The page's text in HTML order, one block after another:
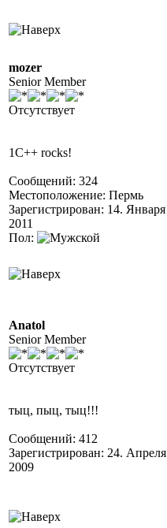
mozer
Senior Member
Отсутствует
1C++ rocks!
Сообщений: 324
Местоположение: Пермь
Зарегистрирован: 14. Января
2011
Пол:
Anatol
Senior Member
Отсутствует
тыц, пыц, тыц!!!
Сообщений: 412
Зарегистрирован: 24. Апреля
2009